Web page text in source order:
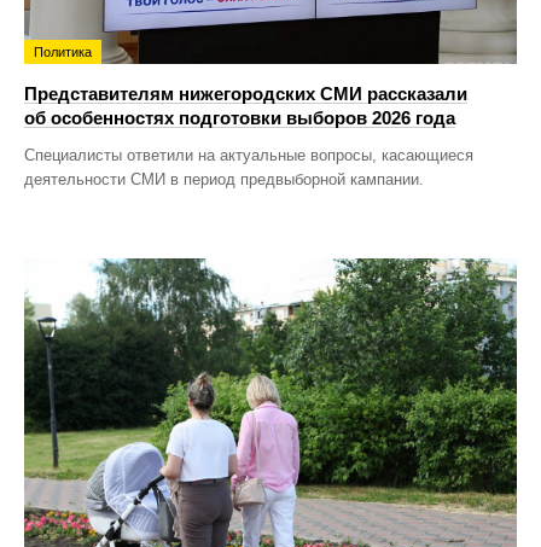
Политика
Представителям нижегородских СМИ рассказали
об особенностях подготовки выборов 2026 года
Специалисты ответили на актуальные вопросы, касающиеся
деятельности СМИ в период предвыборной кампании.